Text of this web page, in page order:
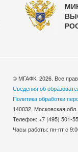
© МГАФК, 2026. Все
Сведения об
Политика обработки
140032, Московская
Телефон: +7 (495)
Часы работы: пн-пт с